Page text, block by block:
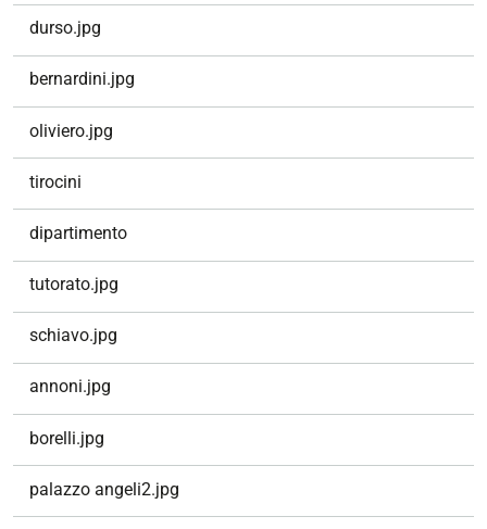
durso.jpg
bernardini.jpg
oliviero.jpg
tirocini
dipartimento
tutorato.jpg
schiavo.jpg
annoni.jpg
borelli.jpg
palazzo angeli2.jpg